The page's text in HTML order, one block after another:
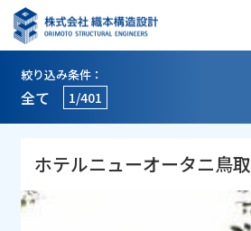
絞り込み条件：
全て 1/401
ホテルニューオータニ鳥取